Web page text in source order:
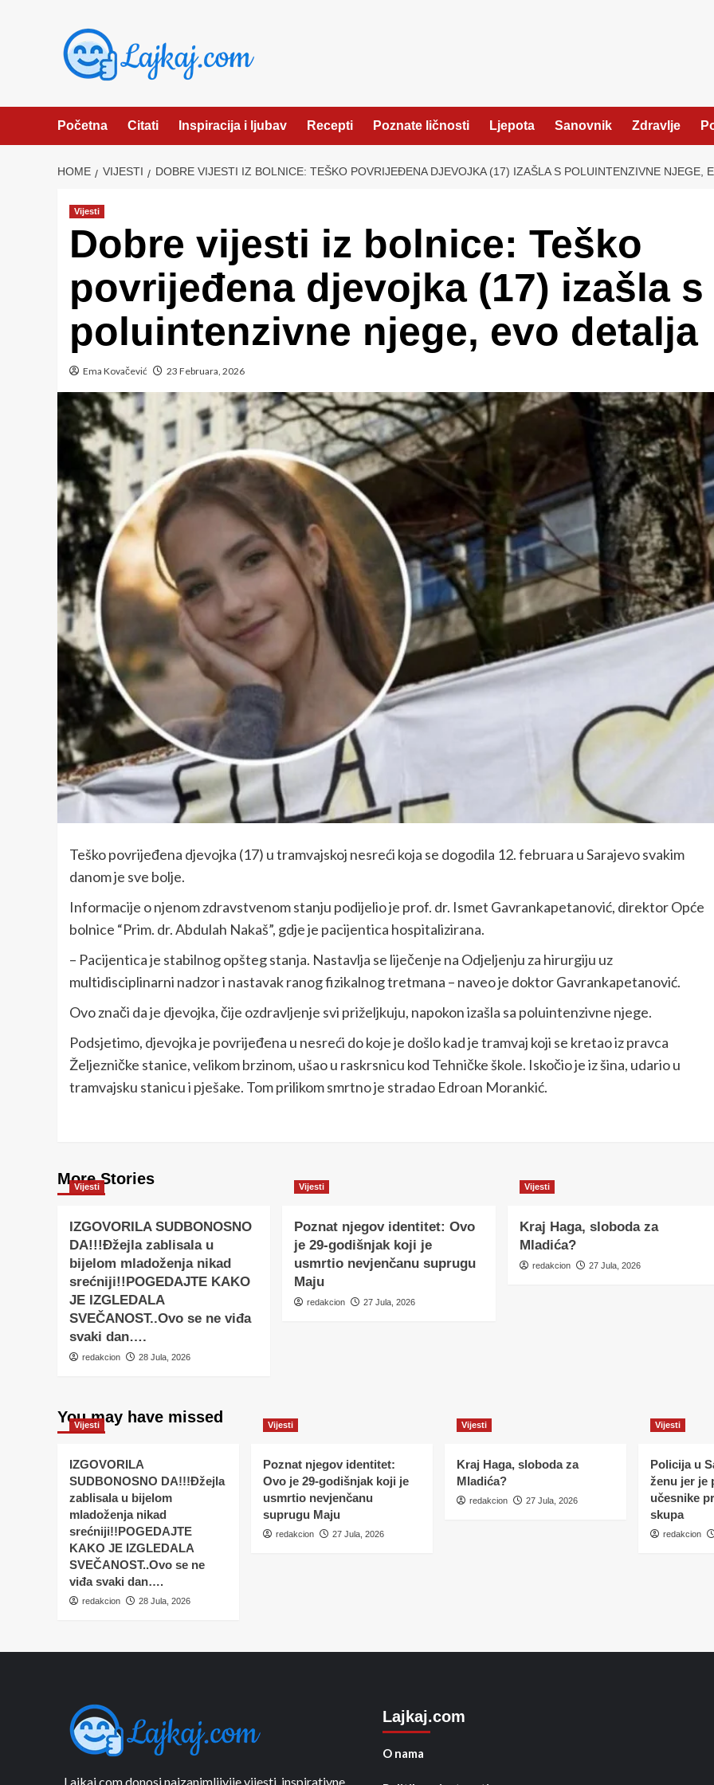
Početna Citati Inspiracija i ljubav Recepti Poznate ličnosti Ljepota Sanovnik Zdravlje
HOME VIJESTI DOBRE VIJESTI IZ BOLNICE: TEŠKO POVRIJEĐENA DJEVOJKA (17) IZAŠLA S POLUINTENZIVNE NJEGE,
Vijesti
Dobre vijesti iz bolnice: Teško
povrijeđena djevojka (17) izašla s
poluintenzivne njege, evo detalja
Ema Kovačević 23 Februara, 2026
Teško povrijeđena djevojka (17) u tramvajskoj nesreći koja se dogodila 12. februara u Sarajevo svakim
danom je sve bolje.
Informacije o njenom zdravstvenom stanju podijelio je prof. dr. Ismet Gavrankapetanović, direktor Opće
bolnice “Prim. dr. Abdulah Nakaš”, gdje je pacijentica hospitalizirana.
– Pacijentica je stabilnog opšteg stanja. Nastavlja se liječenje na Odjeljenju za hirurgiju uz
multidisciplinarni nadzor i nastavak ranog fizikalnog tretmana – naveo je doktor Gavrankapetanović.
Ovo znači da je djevojka, čije ozdravljenje svi priželjkuju, napokon izašla sa poluintenzivne njege.
Podsjetimo, djevojka je povrijeđena u nesreći do koje je došlo kad je tramvaj koji se kretao iz pravca
Željezničke stanice, velikom brzinom, ušao u raskrsnicu kod Tehničke škole. Iskočio je iz šina, udario u
tramvajsku stanicu i pješake. Tom prilikom smrtno je stradao Edroan Morankić.
More Stories
Vijesti
IZGOVORILA SUDBONOSNO
DA!!!Đžejla zablisala u
bijelom mladoženja nikad
srećniji!!POGEDAJTE KAKO
JE IZGLEDALA
SVEČANOST..Ovo se ne viđa
svaki dan….
redakcion 28 Jula, 2026
Vijesti
Poznat njegov identitet: Ovo
je 29-godišnjak koji je
usmrtio nevjenčanu suprugu
Maju
redakcion 27 Jula, 2026
Vijesti
Kraj Haga, sloboda za
Mladića?
redakcion 27 Jula, 2026
You may have missed
Vijesti
IZGOVORILA
SUDBONOSNO DA!!!Đžejla
zablisala u bijelom
mladoženja nikad
srećniji!!POGEDAJTE
KAKO JE IZGLEDALA
SVEČANOST..Ovo se ne
viđa svaki dan….
redakcion 28 Jula, 2026
Vijesti
Poznat njegov identitet:
Ovo je 29-godišnjak koji je
usmrtio nevjenčanu
suprugu Maju
redakcion 27 Jula, 2026
Vijesti
Kraj Haga, sloboda za
Mladića?
redakcion 27 Jula, 2026
Vijesti
Policija u
ženu jer je
učesnike
skupa
redakcion
Lajkaj.com donosi najzanimljivije vijesti, inspirativne
Lajkaj.com
O nama